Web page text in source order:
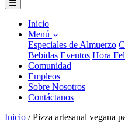
Inicio
Menú
Especiales de Almuerzo
Bebidas Eventos Hora
Comunidad
Empleos
Sobre Nosotros
Contáctanos
Inicio / Pizza artesanal vegana